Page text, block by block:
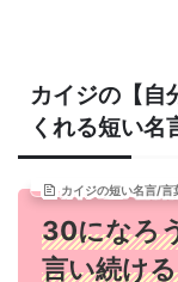
カイジの【自
くれる短い名
カイジの短い名言/言
30になろ
言い続け